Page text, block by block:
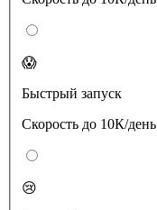
😱
Быстрый запуск
Скорость до 10К/день
😢